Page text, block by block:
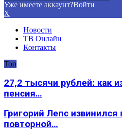
Уже имеете аккаунт?Войти
X
Новости
ТВ Онлайн
Контакты
Топ
27,2 тысячи рублей: как
пенсия…
Григорий Лепс
повторной…